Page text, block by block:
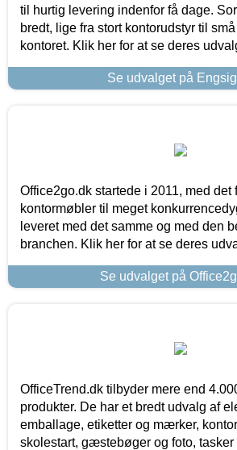
til hurtig levering indenfor få dage.
bredt, lige fra stort kontorudstyr til
kontoret. Klik her for at se deres
Se udvalget på
Office2go.dk startede i 2011, med det
kontormøbler til meget
leveret med det samme og med den
branchen. Klik her for at se deres
Se udvalget på
OfficeTrend.dk tilbyder mere end
produkter. De har et bredt udvalg af
emballage, etiketter og mærker,
skolestart, gæstebøger og foto, tasker